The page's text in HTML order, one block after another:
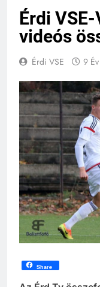
Érdi
videós
Érdi VSE 9
Share